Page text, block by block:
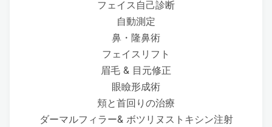
フェイス自己診断
自動測定
鼻・隆鼻術
フェイスリフト
眉毛 & 目元修正
眼瞼形成術
頬と首回りの治療
ダーマルフィラー& ボツリヌストキシン注射